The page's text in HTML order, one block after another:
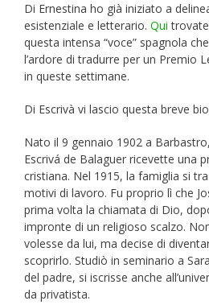
Di Ernestina ho già iniziato a
esistenziale e letterario. Qui
questa intensa “voce” spagnola
l’ardore di tradurre per un Premio
in queste settimane.
Di Escrivà vi lascio questa breve
Nato il 9 gennaio 1902 a
Escrivá de Balaguer ricevette una
cristiana. Nel 1915, la famiglia si
motivi di lavoro. Fu proprio lì che
prima volta la chiamata di Dio,
impronte di un religioso scalzo.
volesse da lui, ma decise di
scoprirlo. Studiò in seminario a
del padre, si iscrisse anche
da privatista.